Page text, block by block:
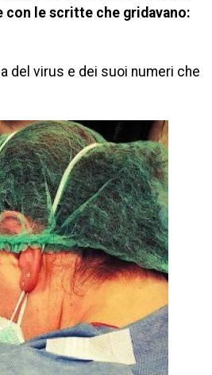
con le scritte che gridavano:
del virus e dei suoi numeri che